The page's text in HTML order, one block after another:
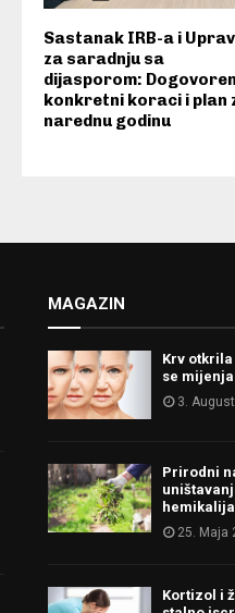
Sastanak IRB-a i
za saradnju sa
dijasporom:
konkretni koraci i plan
narednu godinu
MAGAZIN
Krv
se
3.
Prirodni
hemikalija
25. Maja
Kortizol i